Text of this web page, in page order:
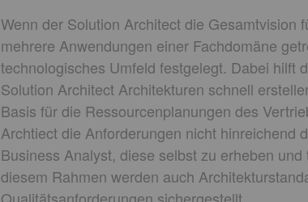
Wenn der Solution Architect die Gesamtvision
mehrere Anwendungen einer Fachdomäne
technologisches Umfeld festgelegt. Dabei hilft
Solution Architect Architekturen schnell
Basis für die Ressourcenplanungen des
Archtiect die Anforderungen nicht hinreichend
Business Analyst, diese selbst zu erheben
diesem Rahmen werden auch